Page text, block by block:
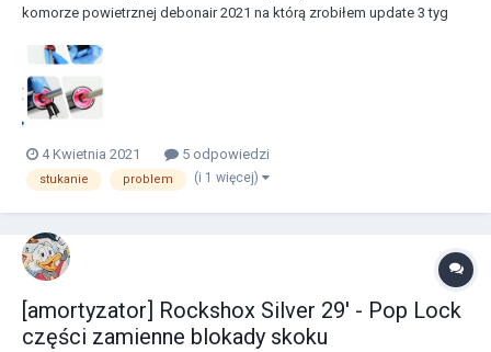
komorze powietrznej debonair 2021 na którą zrobiłem update 3 tyg
puknięcie . Amor rozebrałem cały i sprawdziłem wszystko . Wydaje mi
się że to pukanie powoduję lekki luz...
4 Kwietnia 2021 5 odpowiedzi
stukanie problem (i 1 więcej)
[amortyzator] Rockshox Silver 29' - Pop Lock
części zamienne blokady skoku